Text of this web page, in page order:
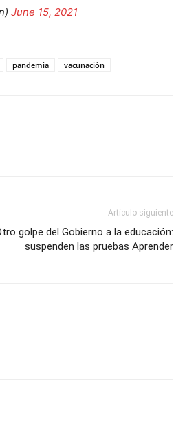
June 15, 2021
pandemia vacunación
Artículo siguiente
golpe del Gobierno a la educación:
suspenden las pruebas Aprender